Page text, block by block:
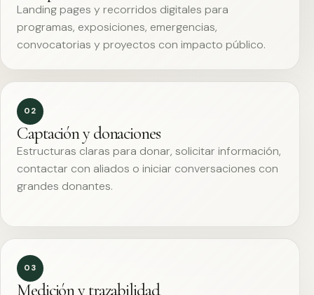
Landing pages y recorridos digitales para
programas, exposiciones, emergencias,
convocatorias y proyectos con impacto público.
02
Captación y donaciones
Estructuras claras para donar, solicitar información,
contactar con aliados o iniciar conversaciones con
grandes donantes.
03
Medición y trazabilidad